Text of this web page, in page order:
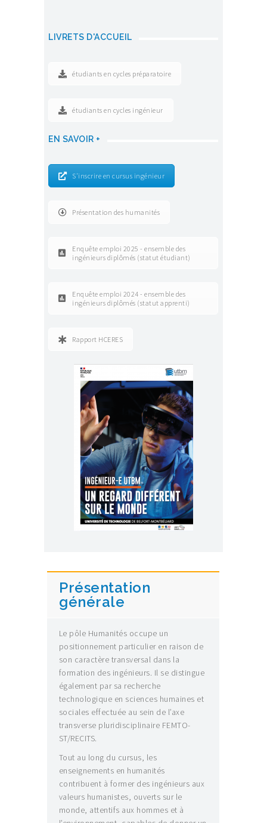
LIVRETS D'ACCUEIL
étudiants en cycles préparatoire
étudiants en cycles ingénieur
EN SAVOIR +
S'inscrire en cursus ingénieur
Présentation des humanités
Enquête emploi 2025 - ensemble des
ingénieurs diplômés (statut étudiant)
Enquête emploi 2024 - ensemble des
ingénieurs diplômés (statut apprenti)
Rapport HCERES
Présentation
générale
Le pôle Humanités occupe un
positionnement particulier en raison de
son caractère transversal dans la
formation des ingénieurs. Il se distingue
également par sa recherche
technologique en sciences humaines et
sociales effectuée au sein de l’axe
transverse pluridisciplinaire FEMTO-
ST/RECITS.
Tout au long du cursus, les
enseignements en humanités
contribuent à former des ingénieurs aux
valeurs humanistes, ouverts sur le
monde, attentifs aux hommes et à